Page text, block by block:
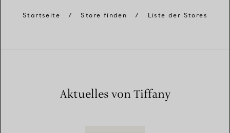
Startseite / Store finden / Liste der Stores
Aktuelles von Tiffany